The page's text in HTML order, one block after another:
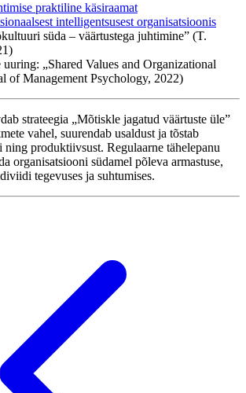
praktiline käsiraamat
intelligentsusest organisatsioonis
süda – väärtustega juhtimine” (T.
„Shared Values and Organizational
of Management Psychology, 2022)
strateegia „Mõtiskle jagatud väärtuste üle”
vahel, suurendab usaldust ja tõstab
produktiivsust. Regulaarne tähelepanu
organisatsiooni südamel põleva armastuse,
tegevuses ja suhtumises.